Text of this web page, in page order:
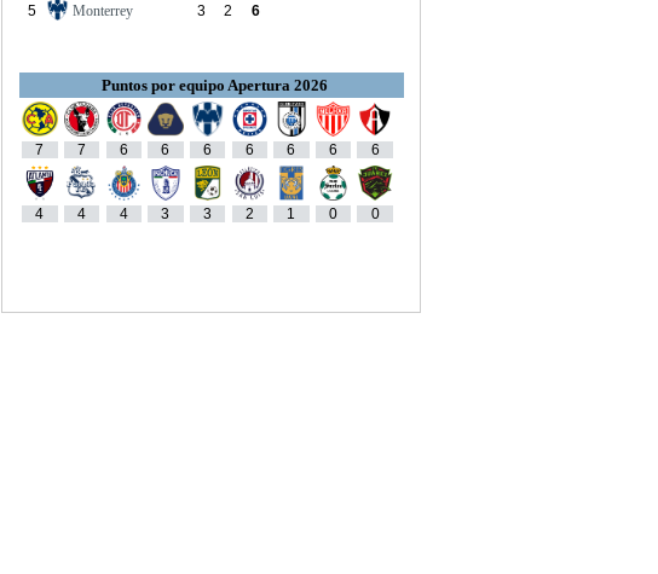
5
Monterrey 3 2 6
Puntos por equipo Apertura 2026
7 7 6 6 6 6 6 6 6
4 4 4 3 3 2 1 0 0